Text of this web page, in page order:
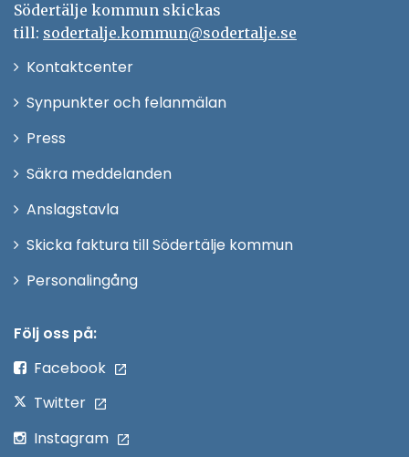
Södertälje kommun skickas
till: sodertalje.kommun@sodertalje.se
KontaktcenterÖppna
Synpunkter och felanmälan
Press
fönster
Säkra meddelanden
Anslagstavla
Skicka faktura till Södertälje kommun
PersonalingångÖppna
Följ oss på:
Facebook
Twitter
Instagram